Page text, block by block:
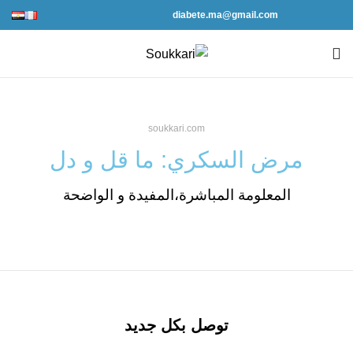
diabete.ma@gmail.com
soukkari.com
مرض السكري: ما قل و دل
المعلومة المباشرة،المفيدة و الواضحة
توصل بكل جديد